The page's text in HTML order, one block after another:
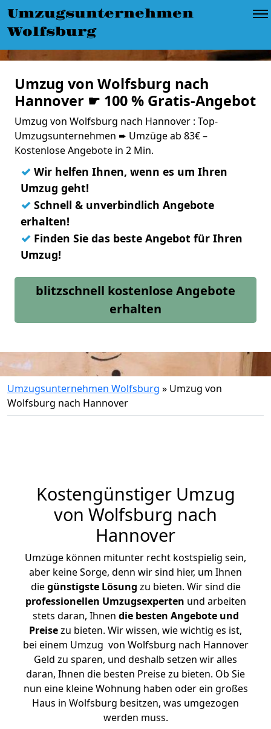
Umzugsunternehmen
Wolfsburg
Umzug von Wolfsburg nach
Hannover ☛ 100 % Gratis-Angebot
Umzug von Wolfsburg nach Hannover : Top-
Umzugsunternehmen ➨ Umzüge ab 83€ –
Kostenlose Angebote in 2 Min.
✓ Wir helfen Ihnen, wenn es um Ihren
Umzug geht!
✓ Schnell & unverbindlich Angebote
erhalten!
✓ Finden Sie das beste Angebot für Ihren
Umzug!
blitzschnell kostenlose Angebote
erhalten
Umzugsunternehmen Wolfsburg » Umzug von
Wolfsburg nach Hannover
Kostengünstiger Umzug
von Wolfsburg nach
Hannover
Umzüge können mitunter recht kostspielig sein,
aber keine Sorge, denn wir sind hier, um Ihnen
diegünstigste Lösung zu bieten. Wir sind die
professionellen Umzugsexperten und arbeiten
stets daran, Ihnen die besten Angebote und
Preisezu bieten. Wir wissen, wie wichtig es ist,
bei einem Umzug von Wolfsburg nach Hannover
Geld zu sparen, und deshalb setzen wir alles
daran, Ihnen die besten Preise zu bieten. Ob Sie
nun eine kleine Wohnung haben oder ein großes
Haus in Wolfsburg besitzen, was umgezogen
werden muss.